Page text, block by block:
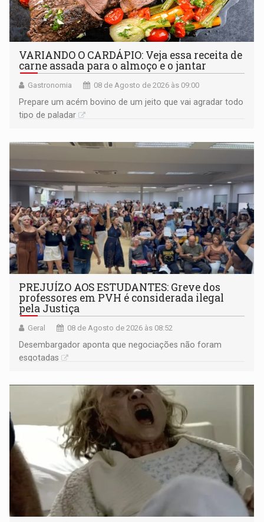
VARIANDO O CARDÁPIO: Veja essa receita de
carne assada para o almoço e o jantar
Gastronomia 08 de Agosto de 2026 às 09:00
Prepare um acém bovino de um jeito que vai agradar todo
tipo de paladar
PREJUÍZO AOS ESTUDANTES: Greve dos
professores em PVH é considerada ilegal
pela Justiça
Geral 08 de Agosto de 2026 às 08:52
Desembargador aponta que negociações não foram
esgotadas